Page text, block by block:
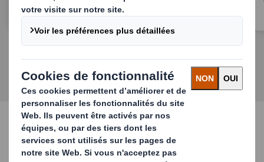
milliards d'euros par an.
Solutions d'emballage